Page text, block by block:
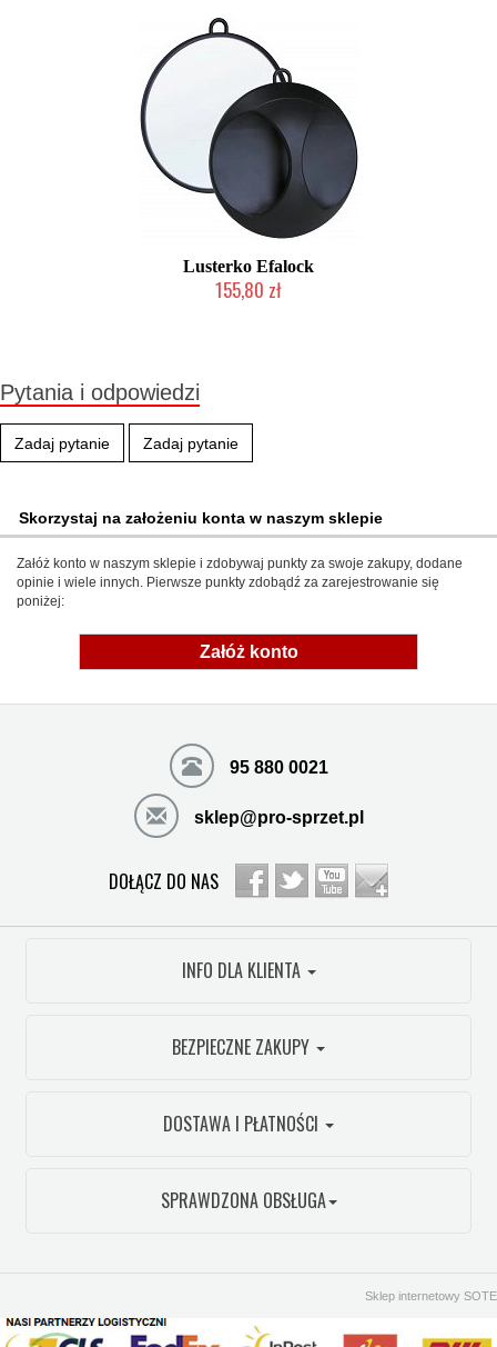
Lusterko Efalock
155,80 zł
Pytania i odpowiedzi
Zadaj pytanie Zadaj pytanie
Skorzystaj na założeniu konta w naszym sklepie
Załóż konto w naszym sklepie i zdobywaj punkty za swoje zakupy, dodane
opinie i wiele innych. Pierwsze punkty zdobądź za zarejestrowanie się
poniżej:
Załóż konto
95 880 0021
sklep@pro-sprzet.pl
DOŁĄCZ DO NAS
INFO DLA KLIENTA
BEZPIECZNE ZAKUPY
DOSTAWA I PŁATNOŚCI
SPRAWDZONA OBSŁUGA
Sklep internetowy SOTE